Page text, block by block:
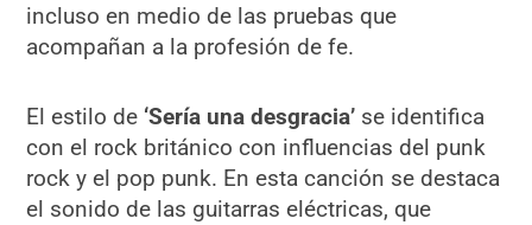
incluso en medio de las pruebas que
acompañan a la profesión de fe.
El estilo de ‘Sería una desgracia’ se identifica
con el rock británico con influencias del punk
rock y el pop punk. En esta canción se destaca
el sonido de las guitarras eléctricas, que